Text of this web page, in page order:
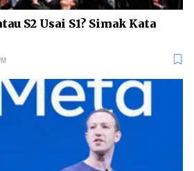
S2 Usai S1? Simak Kata